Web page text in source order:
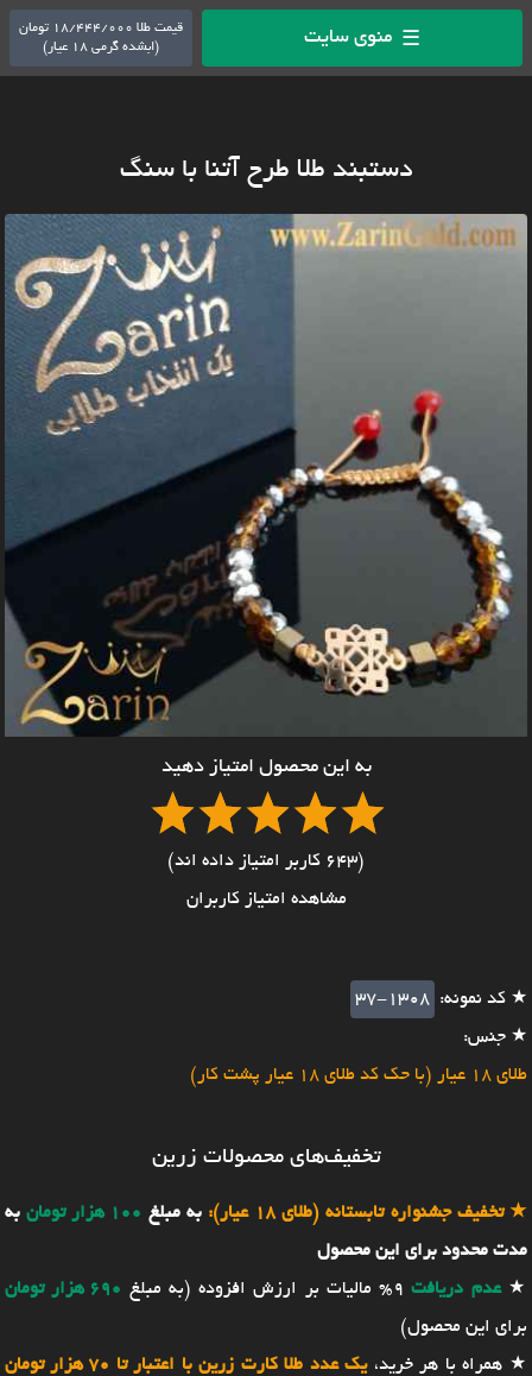
☰ منوی سایت
قیمت طلا 18/444/000 تومان
(ابشده گرمی 18 عیار)
دستبند طلا طرح آتنا با سنگ
به این محصول امتیاز دهید
(643 کاربر امتیاز داده اند)
مشاهده امتیاز کاربران
★ کد نمونه: 37-1308
★ جنس:
طلای 18 عیار (با حک کد طلای 18 عیار پشت کار)
تخفیف‌های محصولات زرین
★تخفیف جشنواره تابستانه (طلای 18 عیار): به مبلغ 100 هزار تومان
به
مدت محدود برای این محصول
★عدم دریافت 9% مالیات بر ارزش افزوده (به مبلغ
690 هزار تومان
برای این محصول)
★ همراه با هر خرید،یک عدد طلا کارت زرین با اعتبار تا 70 هزار تومان